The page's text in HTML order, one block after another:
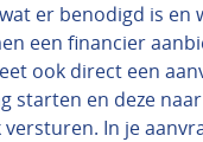
er benodigd is en
een financier
ook direct een
starten en deze
In je